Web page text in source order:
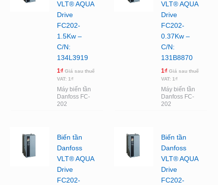
VLT® AQUA
Drive
FC202-
1.5Kw –
C/N:
134L3919
1₫ Giá sau thuế
VAT: 1₫
Máy biến tần
Danfoss FC-
202
VLT® AQUA
Drive
FC202-
0.37Kw –
C/N:
131B8870
1₫ Giá sau thuế
VAT: 1₫
Máy biến tần
Danfoss FC-
202
Biến tần
Danfoss
VLT® AQUA
Drive
FC202-
Biến tần
Danfoss
VLT® AQUA
Drive
FC202-